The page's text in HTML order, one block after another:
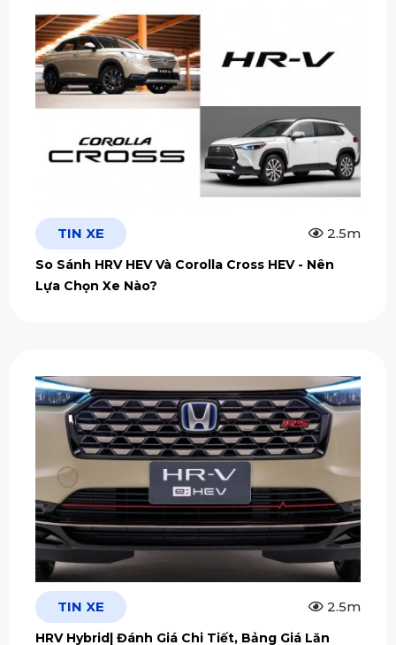
TIN XE 2.5m
So Sánh HRV HEV Và Corolla Cross HEV - Nên
Lựa Chọn Xe Nào?
TIN XE 2.5m
HRV Hybrid| Đánh Giá Chi Tiết, Bảng Giá Lăn